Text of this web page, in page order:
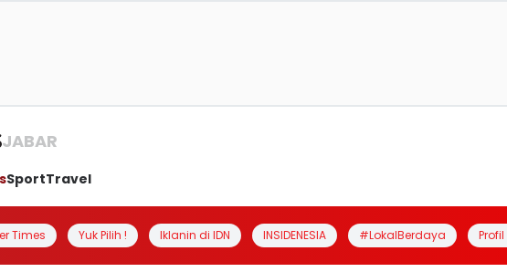
JABAR
SportTravel
Times Yuk Pilih ! Iklanin di IDN INSIDENESIA #LokalBerdaya